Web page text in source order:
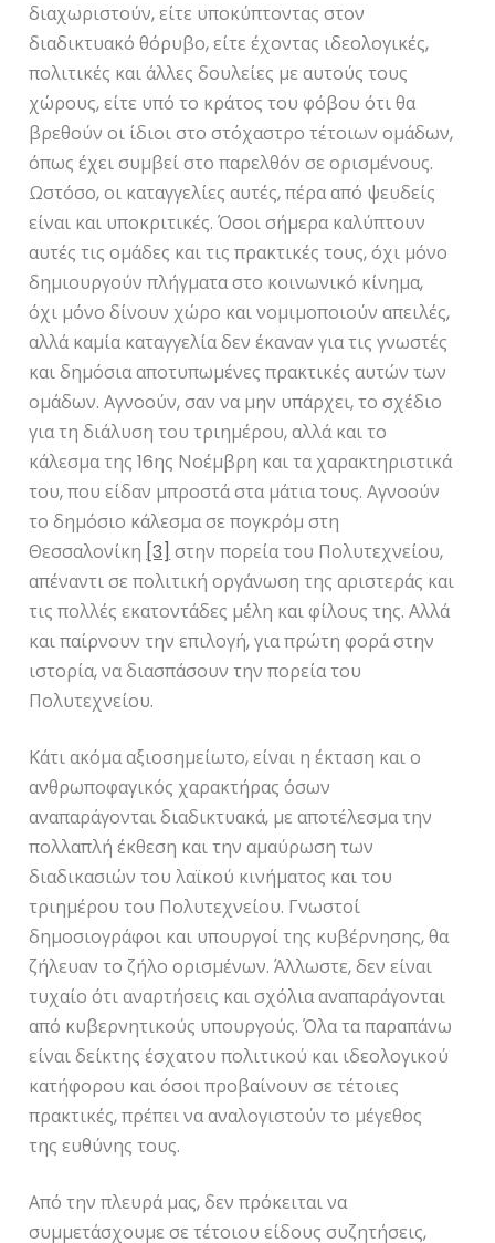
διαχωριστούν, είτε υποκύπτοντας στον
διαδικτυακό θόρυβο, είτε έχοντας ιδεολογικές,
πολιτικές και άλλες δουλείες με αυτούς τους
χώρους, είτε υπό το κράτος του φόβου ότι θα
βρεθούν οι ίδιοι στο στόχαστρο τέτοιων ομάδων,
όπως έχει συμβεί στο παρελθόν σε ορισμένους.
Ωστόσο, οι καταγγελίες αυτές, πέρα από ψευδείς
είναι και υποκριτικές. Όσοι σήμερα καλύπτουν
αυτές τις ομάδες και τις πρακτικές τους, όχι μόνο
δημιουργούν πλήγματα στο κοινωνικό κίνημα,
όχι μόνο δίνουν χώρο και νομιμοποιούν απειλές,
αλλά καμία καταγγελία δεν έκαναν για τις γνωστές
και δημόσια αποτυπωμένες πρακτικές αυτών των
ομάδων. Αγνοούν, σαν να μην υπάρχει, το σχέδιο
για τη διάλυση του τριημέρου, αλλά και το
κάλεσμα της 16ης Νοέμβρη και τα χαρακτηριστικά
του, που είδαν μπροστά στα μάτια τους. Αγνοούν
το δημόσιο κάλεσμα σε πογκρόμ στη
Θεσσαλονίκη [3] στην πορεία του Πολυτεχνείου,
απέναντι σε πολιτική οργάνωση της αριστεράς και
τις πολλές εκατοντάδες μέλη και φίλους της. Αλλά
και παίρνουν την επιλογή, για πρώτη φορά στην
ιστορία, να διασπάσουν την πορεία του
Πολυτεχνείου.
Κάτι ακόμα αξιοσημείωτο, είναι η έκταση και ο
ανθρωποφαγικός χαρακτήρας όσων
αναπαράγονται διαδικτυακά, με αποτέλεσμα την
πολλαπλή έκθεση και την αμαύρωση των
διαδικασιών του λαϊκού κινήματος και του
τριημέρου του Πολυτεχνείου. Γνωστοί
δημοσιογράφοι και υπουργοί της κυβέρνησης, θα
ζήλευαν το ζήλο ορισμένων. Άλλωστε, δεν είναι
τυχαίο ότι αναρτήσεις και σχόλια αναπαράγονται
από κυβερνητικούς υπουργούς. Όλα τα παραπάνω
είναι δείκτης έσχατου πολιτικού και ιδεολογικού
κατήφορου και όσοι προβαίνουν σε τέτοιες
πρακτικές, πρέπει να αναλογιστούν το μέγεθος
της ευθύνης τους.
Από την πλευρά μας, δεν πρόκειται να
συμμετάσχουμε σε τέτοιου είδους συζητήσεις,